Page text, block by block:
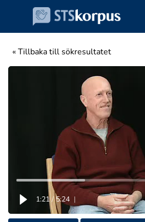
« Tillbaka till sökresultatet
1:21 / 5:24 |